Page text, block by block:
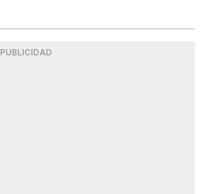
PUBLICIDAD